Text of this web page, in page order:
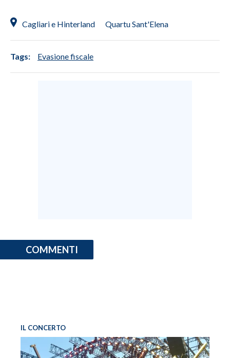
Cagliari e Hinterland Quartu Sant'Elena
Tags: Evasione fiscale
COMMENTI
IL CONCERTO